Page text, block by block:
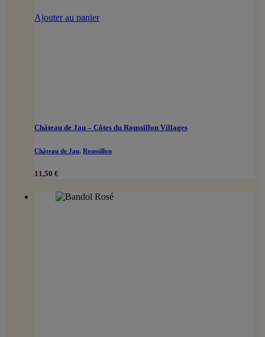
Ajouter au panier
Château de Jau – Côtes du Roussillon Villages
Château de Jau, Roussillon
11,50 €